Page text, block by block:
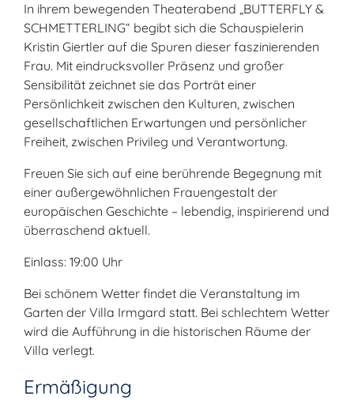
In ihrem bewegenden Theaterabend „BUTTERFLY &
SCHMETTERLING“ begibt sich die Schauspielerin
Kristin Giertler auf die Spuren dieser faszinierenden
Frau. Mit eindrucksvoller Präsenz und großer
Sensibilität zeichnet sie das Porträt einer
Persönlichkeit zwischen den Kulturen, zwischen
gesellschaftlichen Erwartungen und persönlicher
Freiheit, zwischen Privileg und Verantwortung.
Freuen Sie sich auf eine berührende Begegnung mit
einer außergewöhnlichen Frauengestalt der
europäischen Geschichte – lebendig, inspirierend und
überraschend aktuell.
Einlass: 19:00 Uhr
Bei schönem Wetter findet die Veranstaltung im
Garten der Villa Irmgard statt. Bei schlechtem Wetter
wird die Aufführung in die historischen Räume der
Villa verlegt.
Ermäßigung